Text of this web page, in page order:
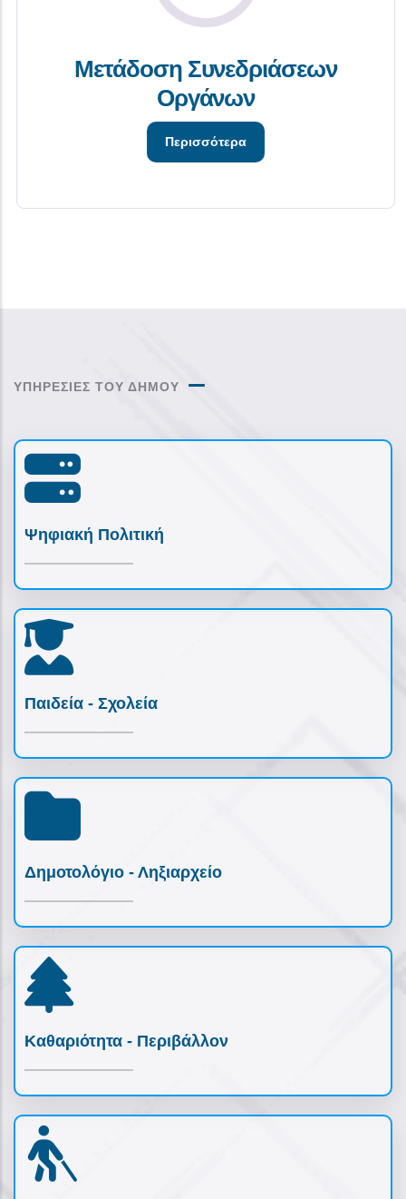
Μετάδοση Συνεδριάσεων
Οργάνων
Περισσότερα
ΥΠΗΡΕΣΙΕΣ ΤΟΥ ΔΗΜΟΥ
Ψηφιακή Πολιτική
Παιδεία - Σχολεία
Δημοτολόγιο - Ληξιαρχείο
Καθαριότητα - Περιβάλλον